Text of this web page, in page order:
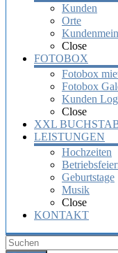
Kunden
Orte
Close
FOTOBOX
Fotobox
Fotobox
Kunden
Close
XXL
LEISTUNGEN
Hochzeiten
Geburtstage
Musik
Close
KONTAKT